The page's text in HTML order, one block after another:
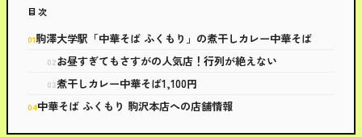
目次
駒澤大学駅「中華そば ふくもり」の煮干しカレー中華そば
お昼すぎてもさすがの人気店！行列が絶えない
煮干しカレー中華そば1,100円
中華そば ふくもり 駒沢本店への店舗情報